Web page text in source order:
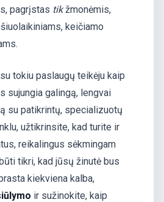
pagrįstas tikžmonėmis,
keičiamo
tokiu paslaugų teikėju kaip
sujungia galingą, lengvai
su patikrintų, specializuotų
užtikrinsite, kad turite ir
reikalingus sėkmingam
tikri, kad jūsų žinutė bus
kiekviena kalba,
ir sužinokite, kaip